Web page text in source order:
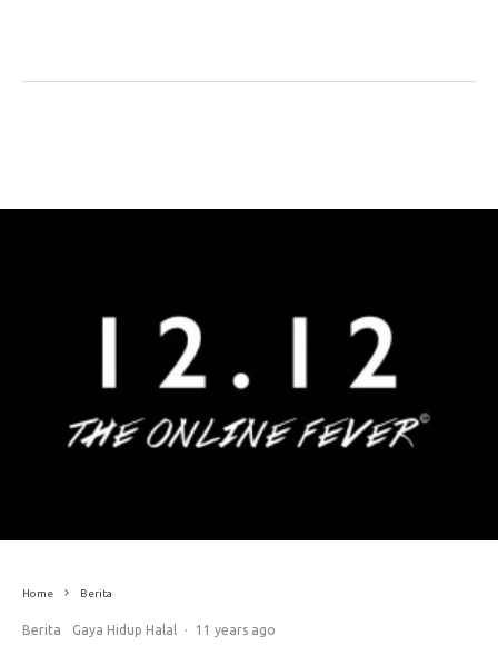
Home Berita
Berita Gaya Hidup Halal · 11 years ago